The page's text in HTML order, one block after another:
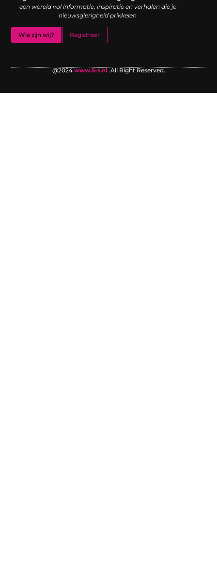
een wereld vol informatie, inspiratie en verhalen die je
nieuwsgierigheid prikkelen
Wie zijn wij? Registreer
@2024www.5-s.nl .All Right Reserved.